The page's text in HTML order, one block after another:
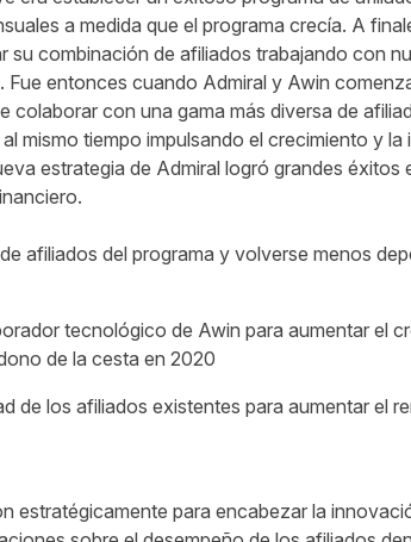
a medida que el programa crecía. A
su combinación de afiliados trabajando con
Fue entonces cuando Admiral y Awin
colaborar con una gama más diversa de
mismo tiempo impulsando el crecimiento y
estrategia de Admiral logró grandes
afiliados del programa y volverse menos
tecnológico de Awin para aumentar el
de la cesta en 2020
de los afiliados existentes para aumentar el
estratégicamente para encabezar la